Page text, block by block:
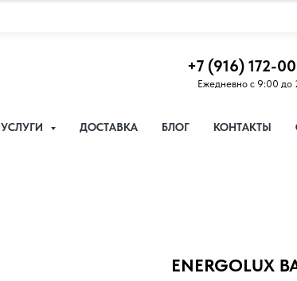
+7 (916) 172-
Ежедневно с 9:00 до
УСЛУГИ ДОСТАВКА БЛОГ КОНТАКТЫ
ENERGOLUX